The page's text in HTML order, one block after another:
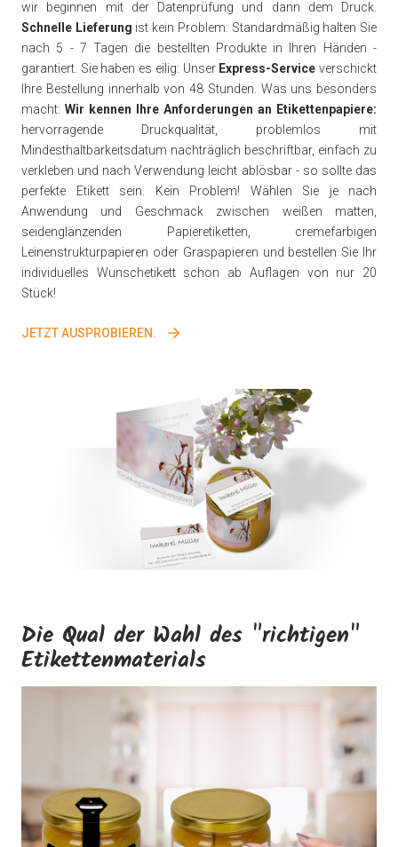
wir beginnen mit der Datenprüfung und dann dem Druck.
Schnelle Lieferung ist kein Problem: Standardmäßig halten Sie
nach 5 - 7 Tagen die bestellten Produkte in Ihren Händen -
garantiert. Sie haben es eilig: Unser Express-Service verschickt
Ihre Bestellung innerhalb von 48 Stunden. Was uns besonders
macht: Wir kennen Ihre Anforderungen an Etikettenpapiere:
hervorragende Druckqualität, problemlos mit
Mindesthaltbarkeitsdatum nachträglich beschriftbar, einfach zu
verkleben und nach Verwendung leicht ablösbar - so sollte das
perfekte Etikett sein. Kein Problem! Wählen Sie je nach
Anwendung und Geschmack zwischen weißen matten,
seidenglänzenden Papieretiketten, cremefarbigen
Leinenstrukturpapieren oder Graspapieren und bestellen Sie Ihr
individuelles Wunschetikett schon ab Auflagen von nur 20
Stück!
JETZT AUSPROBIEREN.
Die Qual der Wahl des "richtigen"
Etikettenmaterials